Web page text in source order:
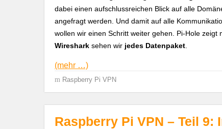
dabei einen aufschlussreichen Blick auf alle
angefragt werden. Und damit auf alle
wollen wir einen Schritt weiter gehen. Pi-Hole
Wireshark sehen wir jedes Datenpaket
(mehr …)
Raspberry Pi VPN
Raspberry Pi VPN – Teil 9: